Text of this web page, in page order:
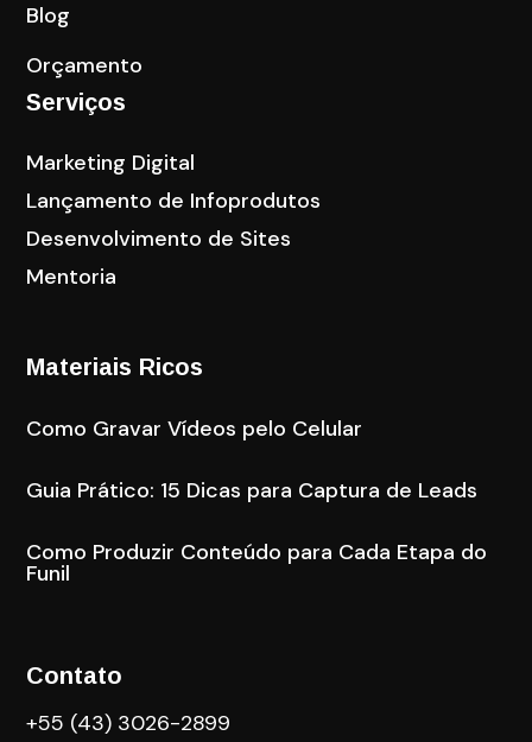
Blog
Orçamento
Serviços
Marketing Digital
Lançamento de Infoprodutos
Desenvolvimento de Sites
Mentoria
Materiais Ricos
Como Gravar Vídeos pelo Celular
Guia Prático: 15 Dicas para Captura de Leads
Como Produzir Conteúdo para Cada Etapa do
Funil
Contato
+55 (43) 3026-2899